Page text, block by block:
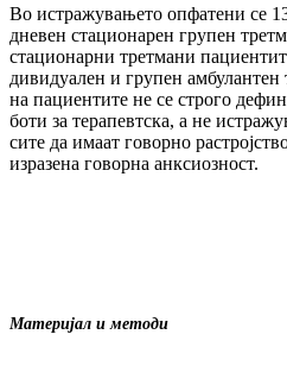
Во истражувањето опфатени се
дневен стационарен групен
стацио­нар­ни третмани
дивидуален и групен
на пациентите не се стро­го
боти за терапевтска, а не
сите да имаат го­вор­но
изразена говорна анксиозност.
Материјал и методи